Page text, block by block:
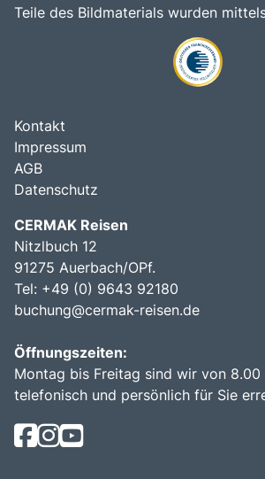
Teile des Bildmaterials wurden
Kontakt
Impressum
AGB
Datenschutz
CERMAK Reisen
Nitzlbuch 12
91275 Auerbach/OPf.
Tel: +49 (0) 9643 92180
buchung@cermak-reisen.de
Öffnungszeiten:
Montag bis Freitag sind wir von 8.00
telefonisch und persönlich für Sie